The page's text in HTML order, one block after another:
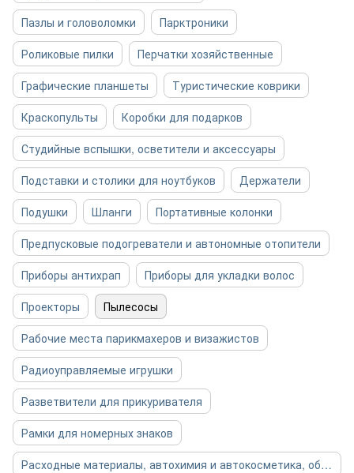
Пазлы и головоломки
Парктроники
Роликовые пилки
Перчатки хозяйственные
Графические планшеты
Туристические коврики
Краскопульты
Коробки для подарков
Студийные вспышки, осветители и аксессуары
Подставки и столики для ноутбуков
Держатели
Подушки
Шланги
Портативные колонки
Предпусковые подогреватели и автономные отопители
Приборы антихрап
Приборы для укладки волос
Проекторы
Пылесосы
Рабочие места парикмахеров и визажистов
Радиоуправляемые игрушки
Разветвители для прикуривателя
Рамки для номерных знаков
Расходные материалы, автохимия и автокосметика, общее